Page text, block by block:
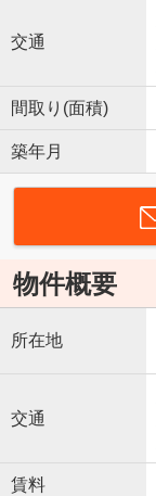
交通
間取り(面積)
築年月
物件概要
所在地
交通
賃料